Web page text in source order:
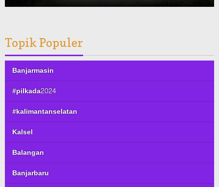
Topik Populer
Banjarmasin
#pilkada2024
#kalimantanselatan
Kalsel
Balangan
Banjarbaru